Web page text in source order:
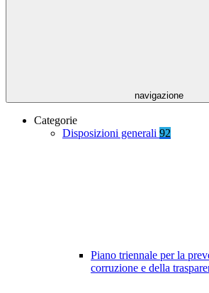
navigazione
Categorie
Disposizioni generali 92
Piano triennale per la
corruzione e della